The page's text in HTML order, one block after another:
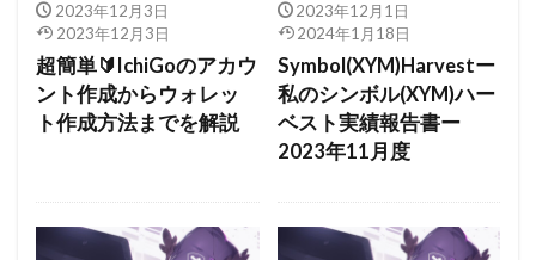
2023年12月3日
2023年12月3日
超簡単🔰IchiGoのアカウ
ント作成からウォレッ
ト作成方法までを解説
2023年12月1日
2024年1月18日
Symbol(XYM)Harvestー
私のシンボル(XYM)ハー
ベスト実績報告書ー
2023年11月度